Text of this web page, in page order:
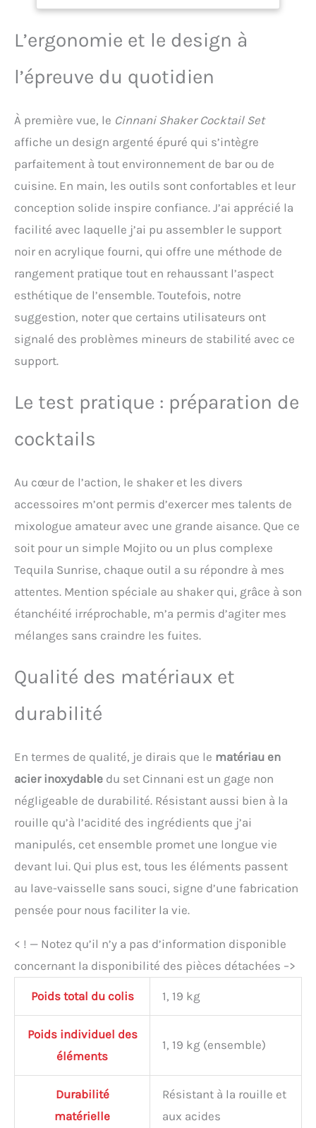
Comprend 1 shaker,1 cuillère à
agiter,2 Jigger double face,1
Hawthorne,1 tire-bouchon, 4
bouteille,4 pailles,1 support.
Bonne étanchéité à l'air:
Après un processus de
fabrication unique,le shaker
se ferme parfaitement pour
s'échappe pendant
l'utilisation.Vous pouvez le
Application: Peut être
utilisé au bar, à une fête ou à
shake professionnel.Vous
pouvez utiliser de la
tequila,du rhum,le gin,le
rhum,le brandy,le saké,le
parfait pour vos amis et votre
famille pour des occasions
les barmans débutants et
L’ergonomie et le design à
l’épreuve du quotidien
À première vue, le Cinnani Shaker Cocktail Set
affiche un design argenté épuré qui s’intègre
parfaitement à tout environnement de bar ou de
cuisine. En main, les outils sont confortables et leur
conception solide inspire confiance. J’ai apprécié la
facilité avec laquelle j’ai pu assembler le support
noir en acrylique fourni, qui offre une méthode de
rangement pratique tout en rehaussant l’aspect
esthétique de l’ensemble. Toutefois, notre
suggestion, noter que certains utilisateurs ont
signalé des problèmes mineurs de stabilité avec ce
support.
Le test pratique : préparation de
cocktails
Au cœur de l’action, le shaker et les divers
accessoires m’ont permis d’exercer mes talents de
mixologue amateur avec une grande aisance. Que ce
soit pour un simple Mojito ou un plus complexe
Tequila Sunrise, chaque outil a su répondre à mes
attentes. Mention spéciale au shaker qui, grâce à son
étanchéité irréprochable, m’a permis d’agiter mes
mélanges sans craindre les fuites.
Qualité des matériaux et
durabilité
En termes de qualité, je dirais que le matériau en
acier inoxydable du set Cinnani est un gage non
négligeable de durabilité. Résistant aussi bien à la
rouille qu’à l’acidité des ingrédients que j’ai
manipulés, cet ensemble promet une longue vie
devant lui. Qui plus est, tous les éléments passent
au lave-vaisselle sans souci, signe d’une fabrication
pensée pour nous faciliter la vie.
< ! — Notez qu’il n’y a pas d’information disponible
concernant la disponibilité des pièces détachées –>
Poids total du colis 1, 19 kg
Poids individuel des
éléments
1, 19 kg (ensemble)
Durabilité
matérielle
Résistant à la rouille et
aux acides